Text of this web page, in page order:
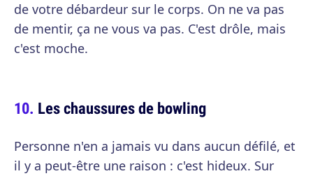
de votre débardeur sur le corps. On ne va pas
de mentir, ça ne vous va pas. C'est drôle, mais
c'est moche.
Les chaussures de bowling
Personne n'en a jamais vu dans aucun défilé, et
il y a peut-être une raison : c'est hideux. Sur